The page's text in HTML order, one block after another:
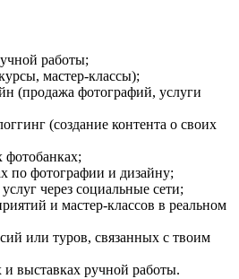
работы;
мастер-классы);
(продажа фотографий, услуги
(создание контента о своих
фотобанках;
по фотографии и дизайну;
через социальные сети;
и мастер-классов в реальном
или туров, связанных с твоим
и выставках ручной работы.